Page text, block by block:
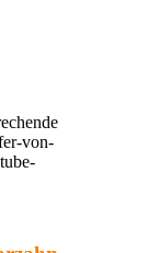
von-